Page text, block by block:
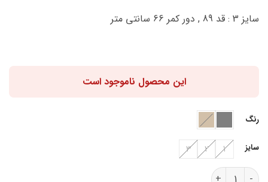
سایز 3 : قد 89 , دور کمر 66 سانتی متر
این محصول ناموجود است
رنگ
سایز 1
2
3
شلوار مازراتی واید لگ زنانه E41066 عدد